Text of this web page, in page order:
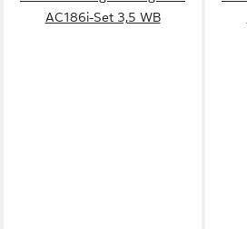
AC186i-Set 3,5 WB